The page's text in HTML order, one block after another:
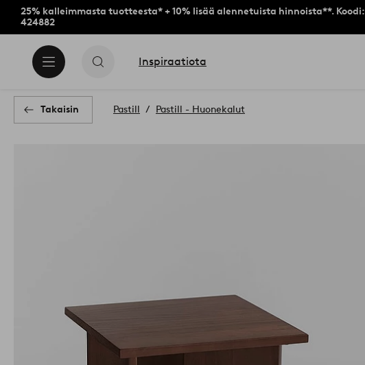
25% kalleimmasta tuotteesta* + 10% lisää alennetuista hinnoista**. Koodi:
424882
Inspiraatiota
Takaisin Pastill Pastill - Huonekalut